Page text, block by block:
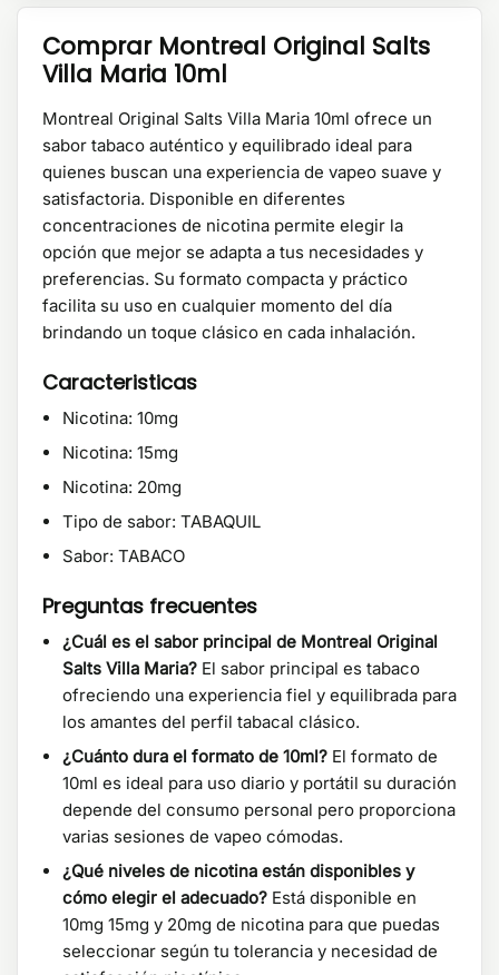
Comprar Montreal Original Salts
Villa Maria 10ml
Montreal Original Salts Villa Maria 10ml ofrece un
sabor tabaco auténtico y equilibrado ideal para
quienes buscan una experiencia de vapeo suave y
satisfactoria. Disponible en diferentes
concentraciones de nicotina permite elegir la
opción que mejor se adapta a tus necesidades y
preferencias. Su formato compacta y práctico
facilita su uso en cualquier momento del día
brindando un toque clásico en cada inhalación.
Caracteristicas
Nicotina: 10mg
Nicotina: 15mg
Nicotina: 20mg
Tipo de sabor: TABAQUIL
Sabor: TABACO
Preguntas frecuentes
¿Cuál es el sabor principal de Montreal Original
Salts Villa Maria? El sabor principal es tabaco
ofreciendo una experiencia fiel y equilibrada para
los amantes del perfil tabacal clásico.
¿Cuánto dura el formato de 10ml? El formato de
10ml es ideal para uso diario y portátil su duración
depende del consumo personal pero proporciona
varias sesiones de vapeo cómodas.
¿Qué niveles de nicotina están disponibles y
cómo elegir el adecuado? Está disponible en
10mg 15mg y 20mg de nicotina para que puedas
seleccionar según tu tolerancia y necesidad de